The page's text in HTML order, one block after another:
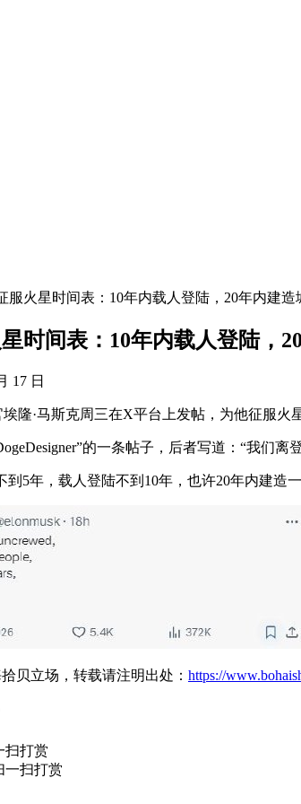
服火星时间表：10年内载人登陆，20年内建
时间表：10年内载人登陆
17 日
隆·马斯克周三在X平台上发帖，为他征服火
的一条帖子，后者写道：“我们离
到5年，载人登陆不到10年，也许20年内建造
贝立场，转载请注明出处： https://
扫打赏
一扫打赏